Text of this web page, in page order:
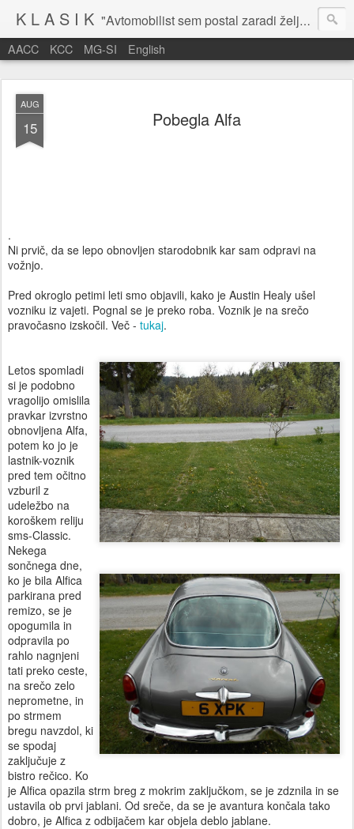
K L A S I K "Avtomobilist sem postal zaradi želje po potovanju in dejavnosti v prostem času." Baron Anton Codelli
AACC KCC MG-SI English
AUG
15 Pobegla Alfa
.
Ni prvič, da se lepo obnovljen starodobnik kar sam odpravi na
vožnjo.
Pred okroglo petimi leti smo objavili, kako je Austin Healy ušel
vozniku iz vajeti. Pognal se je preko roba. Voznik je na srečo
pravočasno izskočil. Več - tukaj.
Letos spomladi
si je podobno
vragolijo omislila
pravkar izvrstno
obnovljena Alfa,
potem ko jo je
lastnik-voznik
pred tem očitno
vzburil z
udeležbo na
koroškem reliju
sms-Classic.
Nekega
sončnega dne,
ko je bila Alfica
parkirana pred
remizo, se je
opogumila in
odpravila po
rahlo nagnjeni
tati preko ceste,
na srečo zelo
neprometne, in
po strmem
bregu navzdol, ki
se spodaj
zaključuje z
bistro rečico. Ko
je Alfica opazila strm breg z mokrim zaključkom, se je zdznila in se
ustavila ob prvi jablani. Od sreče, da se je avantura končala tako
dobro, je Alfica z odbijačem kar objela deblo jablane.